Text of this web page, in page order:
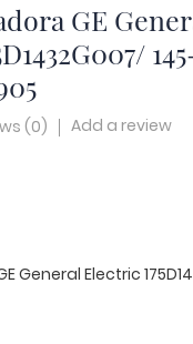
GE
(0) Add a review
General Electric